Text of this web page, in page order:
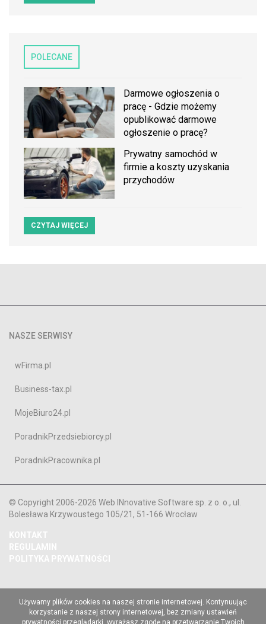
POLECANE
Darmowe ogłoszenia o
pracę - Gdzie możemy
opublikować darmowe
ogłoszenie o pracę?
Prywatny samochód w
firmie a koszty uzyskania
przychodów
CZYTAJ WIĘCEJ
NASZE SERWISY
wFirma.pl
Business-tax.pl
MojeBiuro24.pl
PoradnikPrzedsiebiorcy.pl
PoradnikPracownika.pl
© Copyright 2006-2026 Web INnovative Software sp. z o. o., ul.
Bolesława Krzywoustego 105/21, 51-166 Wrocław
KONTAKT
REGULAMIN
POLITYKA PRYWATNOŚCI
Używamy plików cookies na naszej stronie internetowej. Kontynuując
korzystanie z naszej strony internetowej, bez zmiany ustawień